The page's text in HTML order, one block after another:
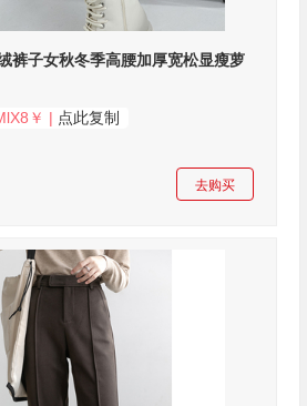
裤子女秋冬季高腰加厚宽松显瘦萝
￥ | 点此复制
去购买